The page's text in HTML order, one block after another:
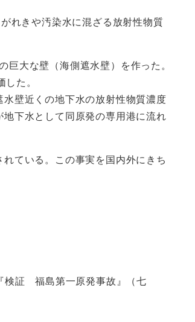
れきや汚染水に混ざる放射性物質
大な壁（海側遮水壁）を作った。
た。
壁近くの地下水の放射性物質濃度
下水として同原発の専用港に流れ
ている。この事実を国内外にきち
検証 福島第一原発事故』（七